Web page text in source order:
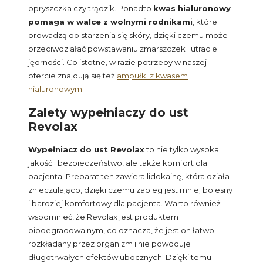
opryszczka czy trądzik. Ponadto kwas hialuronowy
pomaga w walce z wolnymi rodnikami , które
prowadzą do starzenia się skóry, dzięki czemu może
przeciwdziałać powstawaniu zmarszczek i utracie
jędrności. Co istotne, w razie potrzeby w naszej
ofercie znajdują się też ampułki z kwasem
hialuronowym
Zalety wypełniaczy do ust
Revolax
Wypełniacz do ust Revolaxto nie tylko wysoka
jakość i bezpieczeństwo, ale także komfort dla
pacjenta. Preparat ten zawiera lidokainę, która działa
znieczulająco, dzięki czemu zabieg jest mniej bolesny
i bardziej komfortowy dla pacjenta. Warto również
wspomnieć, że Revolax jest produktem
biodegradowalnym, co oznacza, że jest on łatwo
rozkładany przez organizm i nie powoduje
długotrwałych efektów ubocznych. Dzięki temu